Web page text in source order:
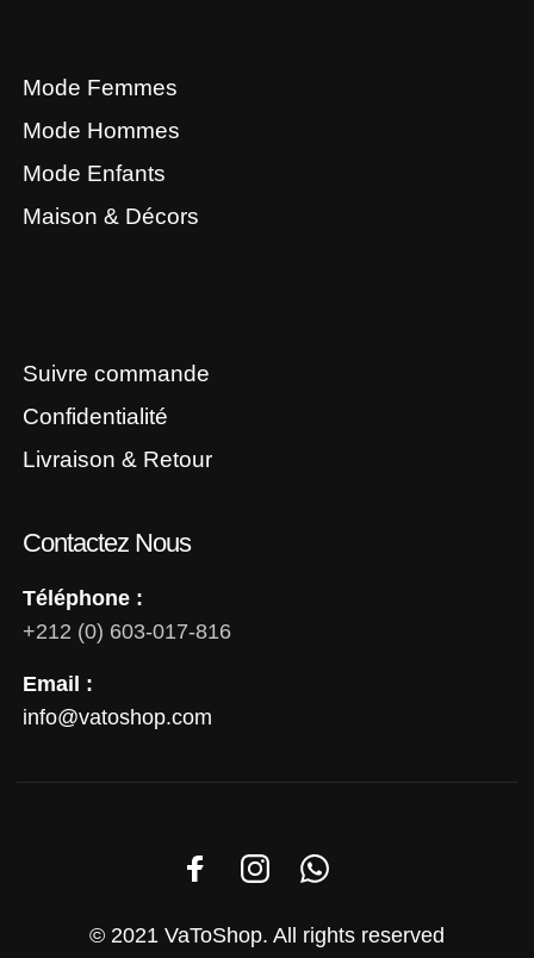
Mode Femmes
Mode Hommes
Mode Enfants
Maison & Décors
Suivre commande
Confidentialité
Livraison & Retour
Contactez Nous
Téléphone :
+212 (0) 603-017-816
Email :
info@vatoshop.com
© 2021 VaToShop. All rights reserved